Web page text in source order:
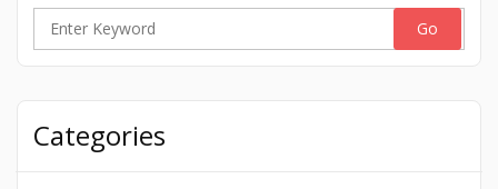
Search
Categories